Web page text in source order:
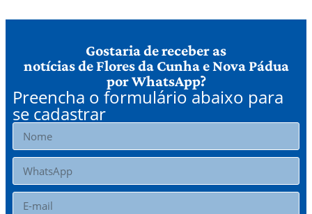
Gostaria de receber as
notícias de Flores da Cunha e Nova Pádua
por WhatsApp?
Preencha o formulário abaixo para
se cadastrar